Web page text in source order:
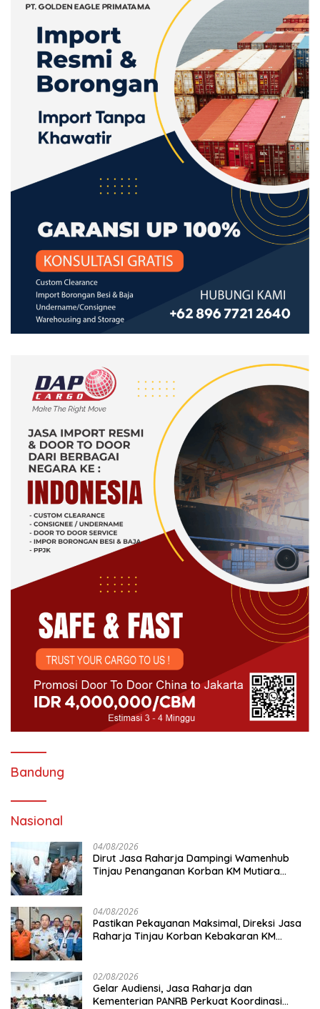
Bandung
Nasional
04/08/2026
Dirut Jasa Raharja Dampingi Wamenhub
Tinjau Penanganan Korban KM Mutiara
04/08/2026
Pastikan Pekayanan Maksimal, Direksi Jasa
Raharja Tinjau Korban Kebakaran KM
02/08/2026
Gelar Audiensi, Jasa Raharja dan
Kementerian PANRB Perkuat Koordinasi